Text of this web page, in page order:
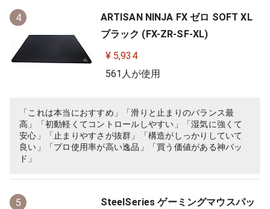
4
ARTISAN NINJA FX ゼロ SOFT XL
ブラック (FX-ZR-SF-XL)
¥ 5,934
561人が使用
「これは本当におすすめ」「滑りと止まりのバランス最
高」「初動軽くてコントロールしやすい」「湿気に強くて
安心」「止まりやすさが抜群」「構造がしっかりしていて
良い」「プロ使用率が高い逸品」「買う価値がある神パッ
ド」
5
SteelSeries ゲーミングマウスパッ